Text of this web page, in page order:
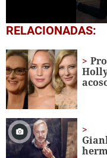
0
seconds
25
seconds
RELACIONADAS: